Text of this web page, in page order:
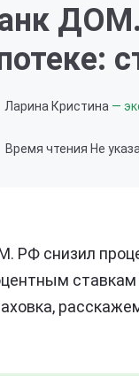
Ларина Кристина —
Время чтения Не
РФ снизил
ставкам